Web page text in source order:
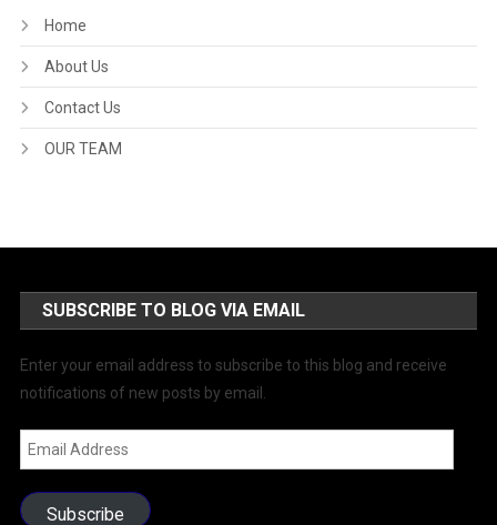
Home
About Us
Contact Us
OUR TEAM
SUBSCRIBE TO BLOG VIA EMAIL
Enter your email address to subscribe to this blog and receive
notifications of new posts by email.
Email
Address
Subscribe